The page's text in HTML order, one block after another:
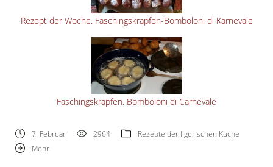
Rezept der Woche. Faschingskrapfen-Bomboloni di Karnevale
Faschingskrapfen. Bomboloni di Carnevale
7. Februar 2964
Rezepte der ligurischen Küche
Mehr